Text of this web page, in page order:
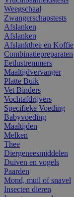
Weegschaal
Zwangerschapstests
Afslanken
Afslanken
Afslankthee en Koffie
Combinatiepreparaten
Eetlustremmers
Maaltijdvervanger
Platte Buik
Vet Binders
Vochtafdrijvers
Specifieke Voeding
Babyvoeding
Maaltijden
Melken
Thee
Diergeneesmiddelen
Duiven en vogels
Paarden
Mond, muil of snavel
Insecten dieren